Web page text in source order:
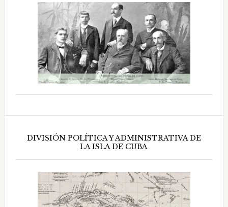
DIVISIÓN POLÍTICA Y ADMINISTRATIVA DE
LA ISLA DE CUBA